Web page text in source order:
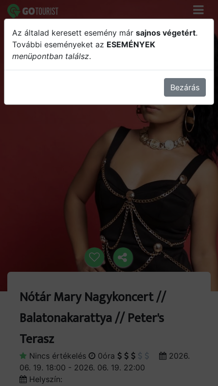
Nótár Mary Nagykoncert //
Balatonakarattya // Peter's Terasz
Nótár Mary Nagykoncert //
Balatonakarattya // Peter's
Terasz
Nincs értékelés 0óra
2026.
06. 19. 18:00 - 2026. 06. 19. 22:00
Helyszín:
Az általad keresett esemény már sajnos végetért.
További eseményeket az ESEMÉNYEK
menüpontban találsz.
Bezárás